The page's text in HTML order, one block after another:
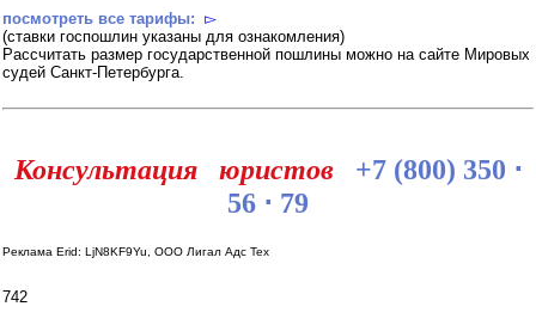
посмотреть все тарифы: ▻
(cтавки госпошлин указаны для ознакомления)
Рассчитать размер государственной пошлины можно на сайте Мировых
судей Санкт-Петербурга.
Консультация юристов
+7 (800) 350 ⋅
56 ⋅ 79
Реклама Erid: LjN8KF9Yu, ООО Лигал Адс Тех
742